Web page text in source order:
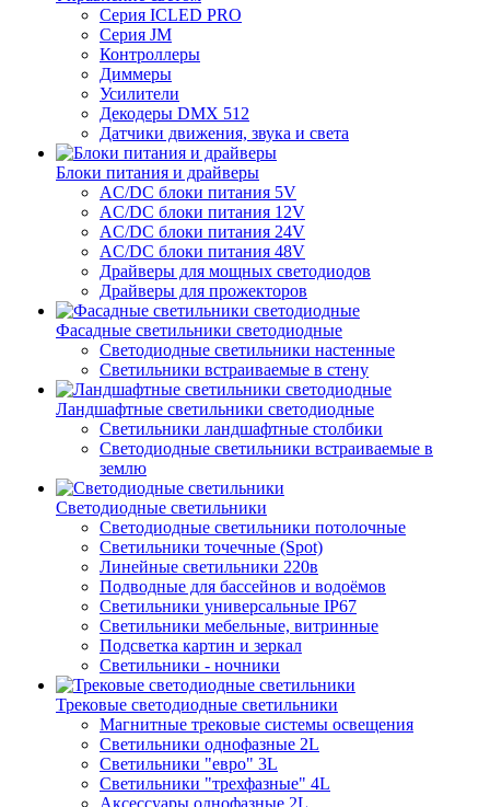
Серия ICLED PRO
Серия JM
Контроллеры
Диммеры
Усилители
Декодеры DMX 512
Датчики движения, звука и света
Блоки питания и драйверы
AC/DC блоки питания 5V
AC/DC блоки питания 12V
AC/DC блоки питания 24V
AC/DC блоки питания 48V
Драйверы для мощных светодиодов
Драйверы для прожекторов
Фасадные светильники светодиодные
Светодиодные светильники настенные
Светильники встраиваемые в стену
Ландшафтные светильники светодиодные
Светильники ландшафтные столбики
Светодиодные светильники встраиваемые в
землю
Светодиодные светильники
Светодиодные светильники потолочные
Светильники точечные (Spot)
Линейные светильники 220в
Подводные для бассейнов и водоёмов
Светильники универсальные IP67
Светильники мебельные, витринные
Подсветка картин и зеркал
Светильники - ночники
Трековые светодиодные светильники
Магнитные трековые системы освещения
Светильники однофазные 2L
Светильники "евро" 3L
Светильники "трехфазные" 4L
Аксессуары однофазные 2L